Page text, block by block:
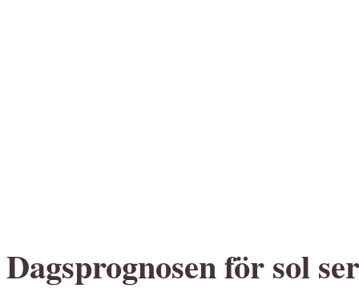
Dagsprognosen för sol